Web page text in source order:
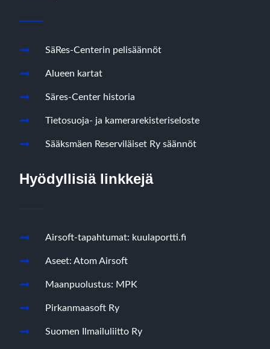
SäRes-Centerin pelisäännöt
Alueen kartat
Säres-Center historia
Tietosuoja- ja kamerarekisteriseloste
Sääksmäen Reserviläiset Ry säännöt
Hyödyllisiä linkkejä
Airsoft-tapahtumat: kuulaportti.fi
Aseet: Atom Airsoft
Maanpuolustus: MPK
Pirkanmaasoft Ry
Suomen Ilmailuliitto Ry